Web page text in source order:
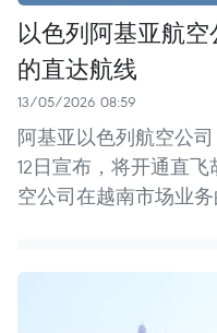
以色列阿基亚航
的直达航线
13/05/2026 08:59
阿基亚以色列航空公司
12日宣布，将开通直
空公司在越南市场业务